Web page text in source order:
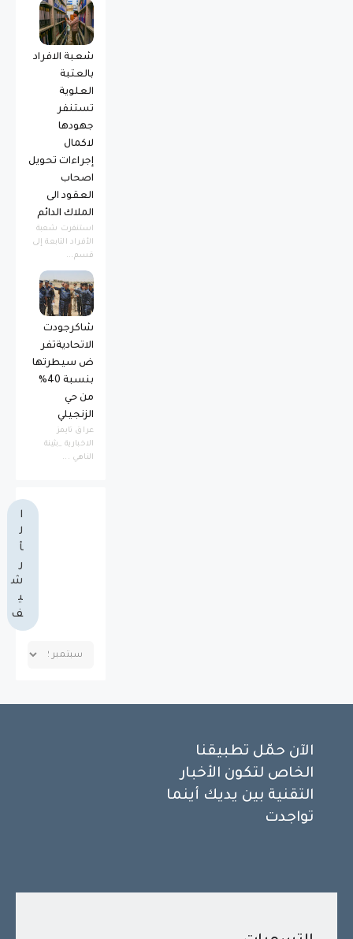
شعبة الافراد
بالعتبة
العلوية
تستنفر
جهودها
لاكمال
إجراءات تحويل
اصحاب
العقود الى
الملاك الدائم
استنفرت شعبة
الأفراد التابعة إلى
قسم...
شاكرجودت
الاتحاديةتفر
ض سيطرتها
بنسبة 40%
من حي
الزنجيلي
عراق تايمز
الاخبارية _بثينة
الناهي ...
ا
ل
أ
ر
ش
ي
ف
الآن حمّل تطبيقنا
الخاص لتكون الأخبار
التقنية بين يديك أينما
تواجدت